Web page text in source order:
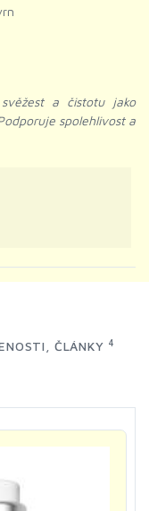
a čistotu jako
spolehlivost a
ČLÁNKY 4